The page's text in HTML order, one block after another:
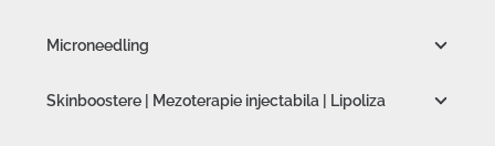
Microneedling
Skinboostere | Mezoterapie injectabila | Lipoliza